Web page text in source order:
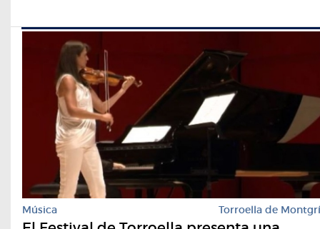
Música Torroella de Montgrí